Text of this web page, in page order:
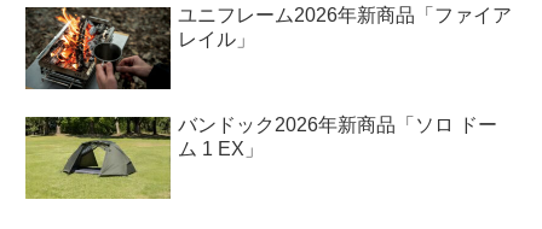
ユニフレーム2026年新商品「ファイア
レイル」
バンドック2026年新商品「ソロ ドー
ム 1 EX」